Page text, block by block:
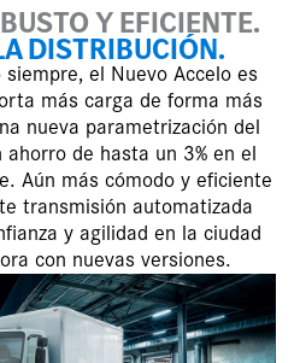
Y EFICIENTE.
DISTRIBUCIÓN.
el Nuevo Accelo es
más carga de forma más
nueva parametrización del
de hasta un 3% en el
Aún más cómodo y eficiente
transmisión automatizada
y agilidad en la ciudad
con nuevas versiones.